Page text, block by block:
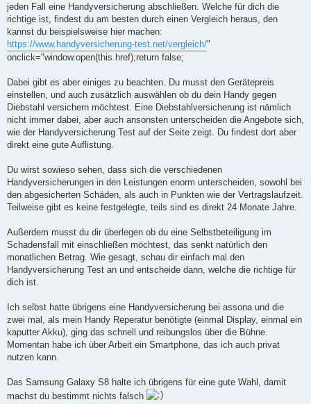
jeden Fall eine Handyversicherung abschließen. Welche für dich die
richtige ist, findest du am besten durch einen Vergleich heraus, den
kannst du beispielsweise hier machen:
https://www.handyversicherung-test.net/vergleich/"
onclick="window.open(this.href);return false;
Dabei gibt es aber einiges zu beachten. Du musst den Gerätepreis
einstellen, und auch zusätzlich auswählen ob du dein Handy gegen
Diebstahl versichern möchtest. Eine Diebstahlversicherung ist nämlich
nicht immer dabei, aber auch ansonsten unterscheiden die Angebote sich,
wie der Handyversicherung Test auf der Seite zeigt. Du findest dort aber
direkt eine gute Auflistung.
Du wirst sowieso sehen, dass sich die verschiedenen
Handyversicherungen in den Leistungen enorm unterscheiden, sowohl bei
den abgesicherten Schäden, als auch in Punkten wie der Vertragslaufzeit.
Teilweise gibt es keine festgelegte, teils sind es direkt 24 Monate Jahre.
Außerdem musst du dir überlegen ob du eine Selbstbeteiligung im
Schadensfall mit einschließen möchtest, das senkt natürlich den
monatlichen Betrag. Wie gesagt, schau dir einfach mal den
Handyversicherung Test an und entscheide dann, welche die richtige für
dich ist.
Ich selbst hatte übrigens eine Handyversicherung bei assona und die
zwei mal, als mein Handy Reperatur benötigte (einmal Display, einmal ein
kaputter Akku), ging das schnell und reibungslos über die Bühne.
Momentan habe ich über Arbeit ein Smartphone, das ich auch privat
nutzen kann.
Das Samsung Galaxy S8 halte ich übrigens für eine gute Wahl, damit
machst du bestimmt nichts falsch